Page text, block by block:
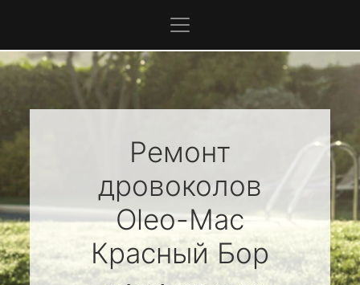
Ремонт
дровоколов
Oleo-Mac
Красный Бор